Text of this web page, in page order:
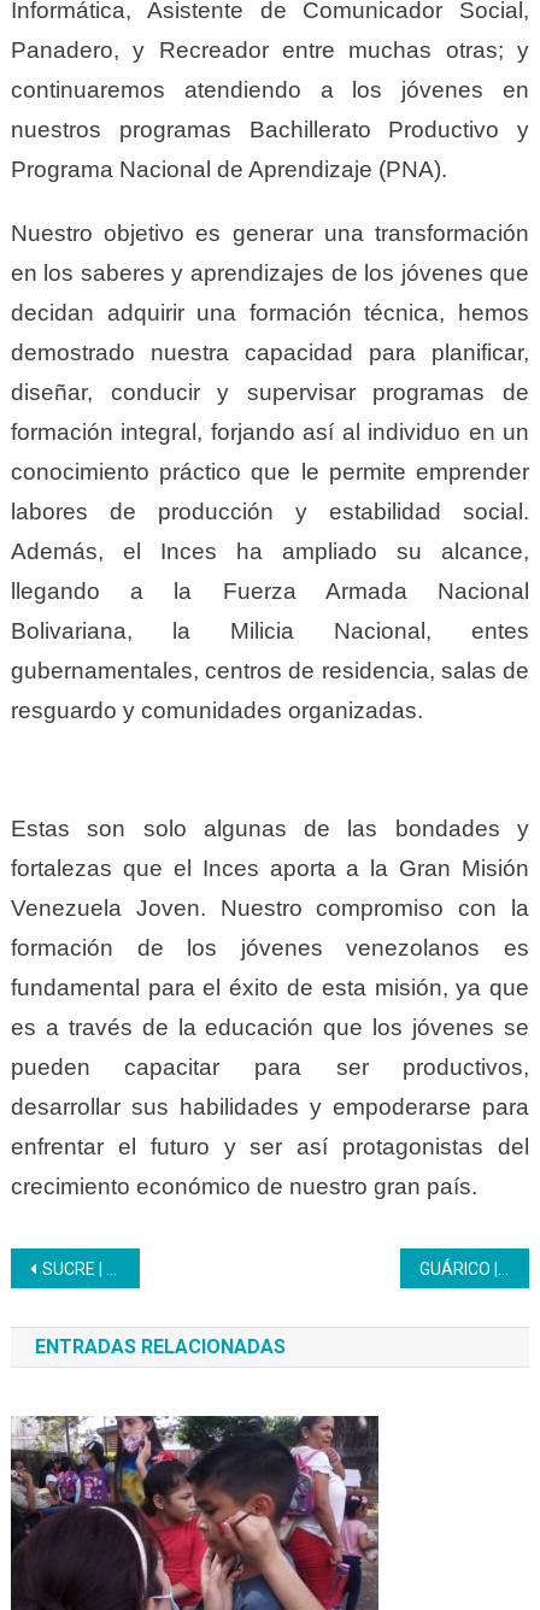
Informática, Asistente de Comunicador Social,
Panadero, y Recreador entre muchas otras; y
continuaremos atendiendo a los jóvenes en
nuestros programas Bachillerato Productivo y
Programa Nacional de Aprendizaje (PNA).
Nuestro objetivo es generar una transformación
en los saberes y aprendizajes de los jóvenes que
decidan adquirir una formación técnica, hemos
demostrado nuestra capacidad para planificar,
diseñar, conducir y supervisar programas de
formación integral, forjando así al individuo en un
conocimiento práctico que le permite emprender
labores de producción y estabilidad social.
Además, el Inces ha ampliado su alcance,
llegando a la Fuerza Armada Nacional
Bolivariana, la Milicia Nacional, entes
gubernamentales, centros de residencia, salas de
resguardo y comunidades organizadas.
Estas son solo algunas de las bondades y
fortalezas que el Inces aporta a la Gran Misión
Venezuela Joven. Nuestro compromiso con la
formación de los jóvenes venezolanos es
fundamental para el éxito de esta misión, ya que
es a través de la educación que los jóvenes se
pueden capacitar para ser productivos,
desarrollar sus habilidades y empoderarse para
enfrentar el futuro y ser así protagonistas del
crecimiento económico de nuestro gran país.
Navegación
de
entradas
SUCRE | Formación Higiene y Manipulación de Alimentos se dicta como respuesta a la Gran Misión Venezuela Mujer
ENTRADAS RELACIONADAS